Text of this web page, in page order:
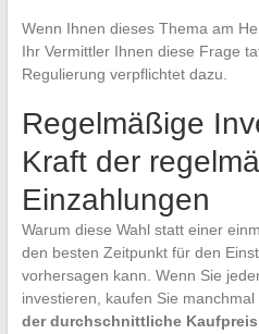
Wenn Ihnen dieses Thema am
Ihr Vermittler Ihnen diese Frage
Regulierung verpflichtet dazu.
Regelmäßige
Kraft der
Einzahlungen
Warum diese Wahl statt einer
den besten Zeitpunkt für den
vorhersagen kann. Wenn Sie
investieren, kaufen Sie
der durchschnittliche